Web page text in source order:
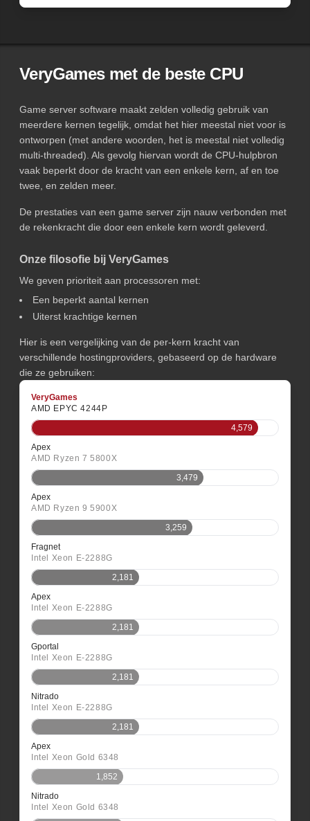
VeryGames met de beste CPU
Game server software maakt zelden volledig gebruik van
meerdere kernen tegelijk, omdat het hier meestal niet voor is
ontworpen (met andere woorden, het is meestal niet volledig
multi-threaded). Als gevolg hiervan wordt de CPU-hulpbron
vaak beperkt door de kracht van een enkele kern, af en toe
twee, en zelden meer.
De prestaties van een game server zijn nauw verbonden met
de rekenkracht die door een enkele kern wordt geleverd.
Onze filosofie bij VeryGames
We geven prioriteit aan processoren met:
Een beperkt aantal kernen
Uiterst krachtige kernen
Hier is een vergelijking van de per-kern kracht van
verschillende hostingproviders, gebaseerd op de hardware
die ze gebruiken:
VeryGames
AMD EPYC 4244P
4,579
Apex
AMD Ryzen 7 5800X
3,479
Apex
AMD Ryzen 9 5900X
3,259
Fragnet
Intel Xeon E-2288G
2,181
Apex
Intel Xeon E-2288G
2,181
Gportal
Intel Xeon E-2288G
2,181
Nitrado
Intel Xeon E-2288G
2,181
Apex
Intel Xeon Gold 6348
1,852
Nitrado
Intel Xeon Gold 6348